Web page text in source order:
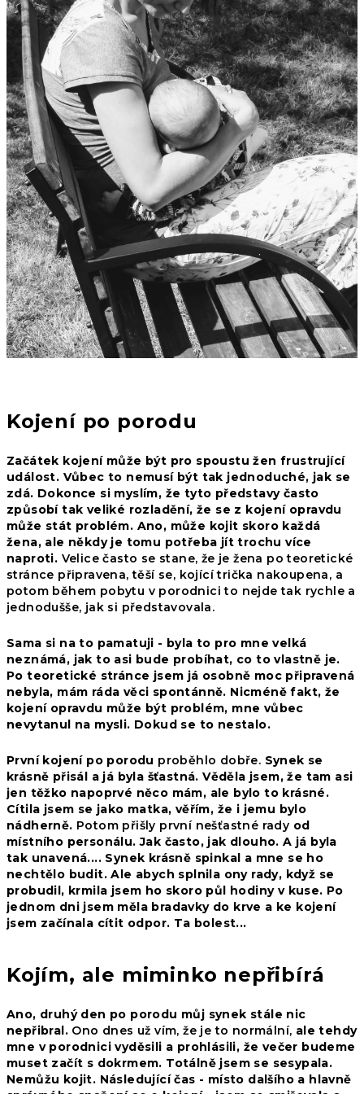
Kojení po porodu
Začátek kojení může být pro spoustu žen frustrující
událost. Vůbec to nemusí být tak jednoduché, jak se
zdá. Dokonce si myslím, že tyto představy často
způsobí tak veliké rozladění, že se z kojení opravdu
může stát problém. Ano, může kojit skoro každá
žena, ale někdy je tomu potřeba jít trochu více
naproti. Velice často se stane, že je žena po teoretické
stránce připravena, těší se, kojící trička nakoupena, a
potom během pobytu v porodnici to nejde tak rychle a
jednodušše, jak si představovala.
Sama si na to pamatuji - byla to pro mne velká
neznámá, jak to asi bude probíhat, co to vlastně je.
Po teoretické stránce jsem já osobně moc připravená
nebyla, mám ráda věci spontánně. Nicméně fakt, že
kojení opravdu může být problém, mne vůbec
nevytanul na mysli. Dokud se to nestalo.
První kojení po porodu proběhlo dobře. Synek se
krásně přisál a já byla šťastná. Věděla jsem, že tam asi
jen těžko napoprvé něco mám, ale bylo to krásné.
Cítila jsem se jako matka, věřím, že i jemu bylo
nádherně. Potom přišly první nešťastné rady od
místního personálu. Jak často, jak dlouho. A já byla
tak unavená.... Synek krásně spinkal a mne se ho
nechtělo budit. Ale abych splnila ony rady, když se
probudil, krmila jsem ho skoro půl hodiny v kuse. Po
jednom dni jsem měla bradavky do krve a ke kojení
jsem začínala cítit odpor. Ta bolest...
Kojím, ale miminko nepřibírá
Ano, druhý den po porodu můj synek stále nic
nepřibral. Ono dnes už vím, že je to normální, ale tehdy
mne v porodnici vyděsili a prohlásili, že večer budeme
muset začít s dokrmem. Totálně jsem se sesypala.
Nemůžu kojit. Následující čas - místo dalšího a hlavně